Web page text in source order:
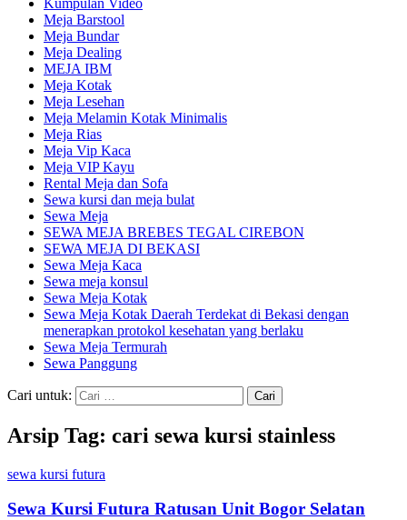
Meja Barstool
Meja Bundar
Meja Dealing
MEJA IBM
Meja Kotak
Meja Lesehan
Meja Melamin Kotak Minimalis
Meja Rias
Meja Vip Kaca
Meja VIP Kayu
Rental Meja dan Sofa
Sewa kursi dan meja bulat
Sewa Meja
SEWA MEJA BREBES TEGAL CIREBON
SEWA MEJA DI BEKASI
Sewa Meja Kaca
Sewa meja konsul
Sewa Meja Kotak
Sewa Meja Kotak Daerah Terdekat di Bekasi dengan
menerapkan protokol kesehatan yang berlaku
Sewa Meja Termurah
Sewa Panggung
Cari untuk:
Arsip Tag: cari sewa kursi stainless
sewa kursi futura
Sewa Kursi Futura Ratusan Unit Bogor Selatan